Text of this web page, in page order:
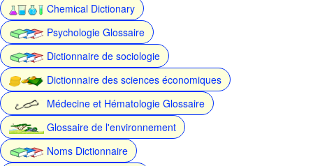
Chemical Dictionary
Psychologie Glossaire
Dictionnaire de sociologie
Dictionnaire des sciences économiques
Médecine et Hématologie Glossaire
Glossaire de l'environnement
Noms Dictionnaire